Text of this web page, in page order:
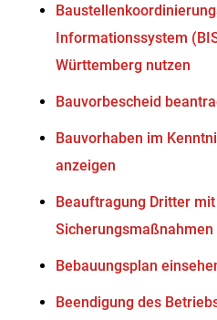
Informationssystem
Württemberg nutzen
Bauvorbescheid
Bauvorhaben im
anzeigen
Beauftragung Dritter
Sicherungsmaßnahmen
Bebauungsplan
Beendigung des